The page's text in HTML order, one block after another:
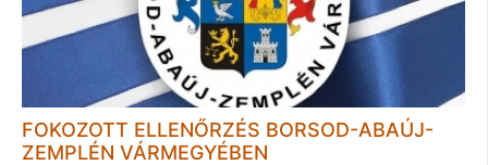
FOKOZOTT ELLENŐRZÉS BORSOD-ABAÚJ-
ZEMPLÉN VÁRMEGYÉBEN